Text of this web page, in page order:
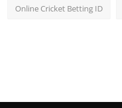
Online Cricket Betting ID